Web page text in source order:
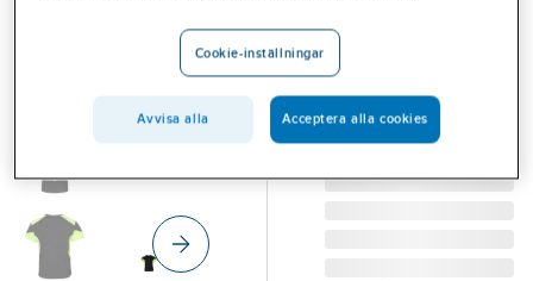
T-SHIRT TOPSWEDE
210012 SVART/GUL L
Artikelnummer:
Lev.
1000656914010
Cookie-inställningar
Avvisa alla Acceptera alla cookies